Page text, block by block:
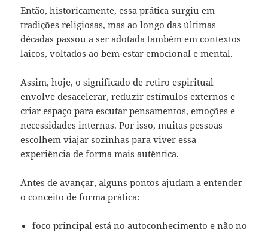
Então, historicamente, essa prática surgiu em
tradições religiosas, mas ao longo das últimas
décadas passou a ser adotada também em contextos
laicos, voltados ao bem-estar emocional e mental.
Assim, hoje, o significado de retiro espiritual
envolve desacelerar, reduzir estímulos externos e
criar espaço para escutar pensamentos, emoções e
necessidades internas. Por isso, muitas pessoas
escolhem viajar sozinhas para viver essa
experiência de forma mais autêntica.
Antes de avançar, alguns pontos ajudam a entender
o conceito de forma prática:
foco principal está no autoconhecimento e não no